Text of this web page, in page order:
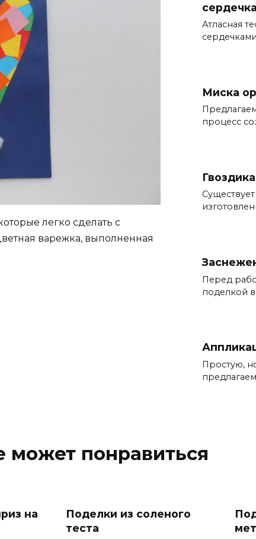
легко сделать с
варежка, выполненная
Атласная
Миска
процесс
Перед
поделкой
Простую,
может понравиться
на
Поделки из соленого
теста